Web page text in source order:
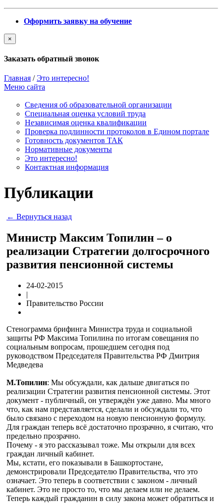
Оформить заявку на обучение
×
Заказать обратный звонок
Главная /Это интересно!
Меню сайта
Сведения об образовательной организации
Cпециальная оценка условий труда
Независимая оценка квалификации
Проверка подлинности протоколов в Едином портале
Готовность документов ТАК
Нормативные документы
Это интересно!
Контактная информация
Публикации
← Вернуться назад
Министр Максим Топилин – о
реализации Стратегии долгосрочного
развития пенсионной системы
24-02-2015
|
Правительство России
Стенограмма брифинга Министра труда и социальной
защиты РФ Максима Топилина по итогам совещания по
социальным вопросам, прошедшем сегодня под
руководством Председателя Правительства РФ Дмитрия
Медведева
М.Топилин: Мы обсуждали, как дальше двигаться по
реализации Стратегии развития пенсионной системы. Этот
документ - публичный, он утверждён уже давно. Мы много
что, как нам представляется, сделали и обсуждали то, что
было связано с переходом на новую пенсионную формулу.
Для граждан теперь всё достаточно прозрачно, я считаю, что
предельно прозрачно.
Почему - я это рассказывал тоже. Мы открыли для всех
граждан личный кабинет.
Мы, кстати, его показывали в Башкортостане,
демонстрировали Председателю Правительства, что это
означает. Это теперь в соответствии с законом - личный
кабинет. Это не просто то, что мы делаем или не делаем.
Теперь каждый гражданин в силу закона может обратиться и